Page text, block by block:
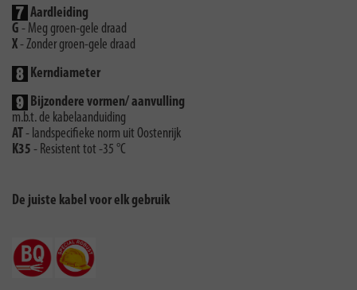
Aardleiding
G - Meg groen-gele draad
X- Zonder groen-gele draad
Kerndiameter
Bijzondere vormen/ aanvulling
m.b.t. de kabelaanduiding
AT - landspeciﬁeke norm uit Oostenrijk
K35 - Resistent tot -35 °C
De juiste kabel voor elk gebruik